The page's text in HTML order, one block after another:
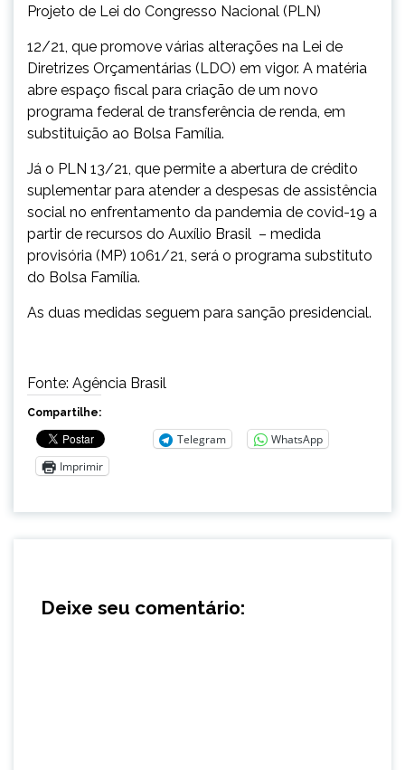
Projeto de Lei do Congresso Nacional (PLN)
12/21, que promove várias alterações na Lei de
Diretrizes Orçamentárias (LDO) em vigor. A matéria
abre espaço fiscal para criação de um novo
programa federal de transferência de renda, em
substituição ao Bolsa Família.
Já o PLN 13/21, que permite a abertura de crédito
suplementar para atender a despesas de assistência
social no enfrentamento da pandemia de covid-19 a
partir de recursos do Auxílio Brasil – medida
provisória (MP) 1061/21, será o programa substituto
do Bolsa Família.
As duas medidas seguem para sanção presidencial.
Fonte: Agência Brasil
Compartilhe:
Telegram
WhatsApp
Imprimir
Deixe seu comentário: